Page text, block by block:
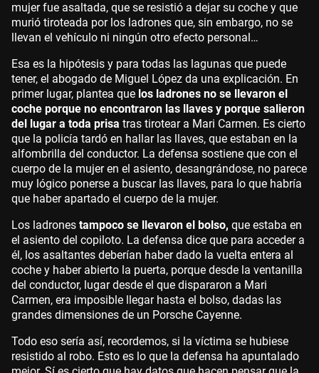
mujer fue asaltada, que se resistió a dejar su coche y que
murió tiroteada por los ladrones que, sin embargo, no se
llevan el vehículo ni ningún otro efecto personal…
Esa es la hipótesis y para todas las lagunas que puede
tener, el abogado de Miguel López da una explicación. En
primer lugar, plantea que los ladrones no se llevaron el
coche porque no encontraron las llaves y porque salieron
del lugar a toda prisa tras tirotear a Mari Carmen. Es cierto
que la policía tardó en hallar las llaves, que estaban en la
alfombrilla del conductor. La defensa sostiene que con el
cuerpo de la mujer en el asiento, desangrándose, no parece
muy lógico ponerse a buscar las llaves, para lo que habría
que haber apartado el cuerpo de la mujer.
Los ladrones tampoco se llevaron el bolso, que estaba en
el asiento del copiloto. La defensa dice que para acceder a
él, los asaltantes deberían haber dado la vuelta entera al
coche y haber abierto la puerta, porque desde la ventanilla
del conductor, lugar desde el que dispararon a Mari
Carmen, era imposible llegar hasta el bolso, dadas las
grandes dimensiones de un Porsche Cayenne.
Todo eso sería así, recordemos, si la víctima se hubiese
resistido al robo. Esto es lo que la defensa ha apuntalado